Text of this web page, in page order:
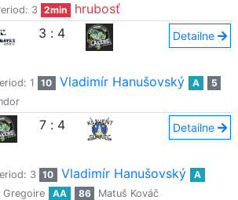
3 2min
hrubosť
3 : 4 Detailne
1 10 Vladimír Hanušovský A
5
7 : 4 Detailne
3 10 Vladimír Hanušovský
A
Gregoire AA 86 Matuš Kováč